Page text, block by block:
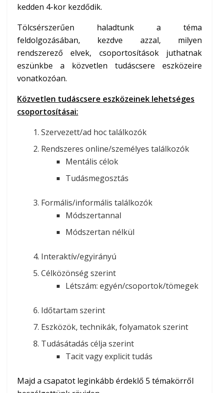
kedden 4-kor kezdődik.
Tölcsérszerűen haladtunk a téma
feldolgozásában, kezdve azzal, milyen
rendszerező elvek, csoportosítások juthatnak
eszünkbe a közvetlen tudáscsere eszközeire
vonatkozóan.
Közvetlen tudáscsere eszközeinek lehetséges
csoportosításai:
Szervezett/ad hoc találkozók
Rendszeres online/személyes találkozók
Mentális célok
Tudásmegosztás
Formális/informális találkozók
Módszertannal
Módszertan nélkül
Interaktív/egyirányú
Célközönség szerint
Létszám: egyén/csoportok/tömegek
Időtartam szerint
Eszközök, technikák, folyamatok szerint
Tudásátadás célja szerint
Tacit vagy explicit tudás
Majd a csapatot leginkább érdeklő 5 témakörről